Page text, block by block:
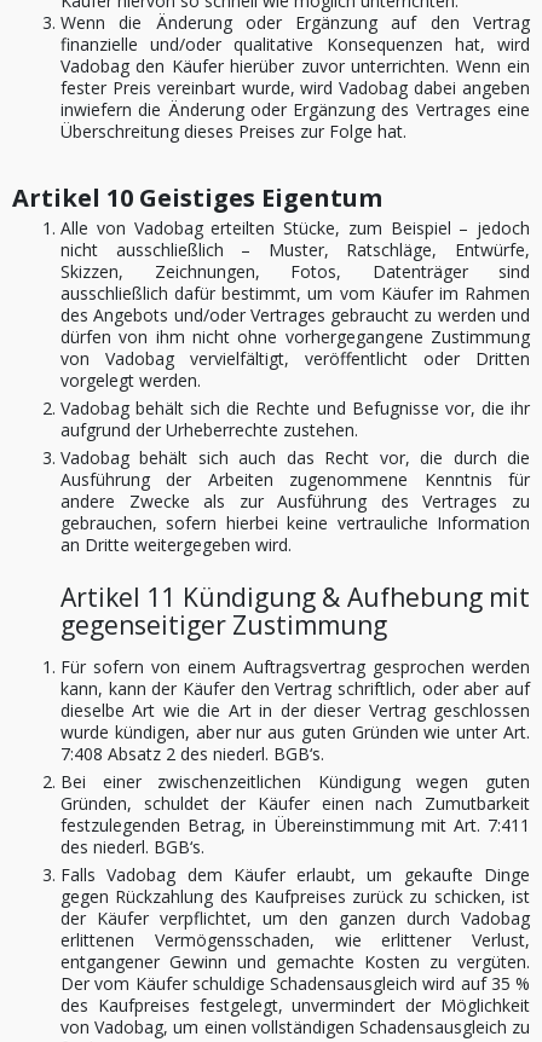
Wenn die Änderung oder Ergänzung auf den Vertrag
finanzielle und/oder qualitative Konsequenzen hat, wird
Vadobag den Käufer hierüber zuvor unterrichten. Wenn ein
fester Preis vereinbart wurde, wird Vadobag dabei angeben
inwiefern die Änderung oder Ergänzung des Vertrages eine
Überschreitung dieses Preises zur Folge hat.
Artikel 10 Geistiges Eigentum
Alle von Vadobag erteilten Stücke, zum Beispiel – jedoch
nicht ausschließlich – Muster, Ratschläge, Entwürfe,
Skizzen, Zeichnungen, Fotos, Datenträger sind
ausschließlich dafür bestimmt, um vom Käufer im Rahmen
des Angebots und/oder Vertrages gebraucht zu werden und
dürfen von ihm nicht ohne vorhergegangene Zustimmung
von Vadobag vervielfältigt, veröffentlicht oder Dritten
vorgelegt werden.
Vadobag behält sich die Rechte und Befugnisse vor, die ihr
aufgrund der Urheberrechte zustehen.
Vadobag behält sich auch das Recht vor, die durch die
Ausführung der Arbeiten zugenommene Kenntnis für
andere Zwecke als zur Ausführung des Vertrages zu
gebrauchen, sofern hierbei keine vertrauliche Information
an Dritte weitergegeben wird.
Artikel 11 Kündigung & Aufhebung mit
gegenseitiger Zustimmung
Für sofern von einem Auftragsvertrag gesprochen werden
kann, kann der Käufer den Vertrag schriftlich, oder aber auf
dieselbe Art wie die Art in der dieser Vertrag geschlossen
wurde kündigen, aber nur aus guten Gründen wie unter Art.
7:408 Absatz 2 des niederl. BGB‘s.
Bei einer zwischenzeitlichen Kündigung wegen guten
Gründen, schuldet der Käufer einen nach Zumutbarkeit
festzulegenden Betrag, in Übereinstimmung mit Art. 7:411
des niederl. BGB‘s.
Falls Vadobag dem Käufer erlaubt, um gekaufte Dinge
gegen Rückzahlung des Kaufpreises zurück zu schicken, ist
der Käufer verpflichtet, um den ganzen durch Vadobag
erlittenen Vermögensschaden, wie erlittener Verlust,
entgangener Gewinn und gemachte Kosten zu vergüten.
Der vom Käufer schuldige Schadensausgleich wird auf 35 %
des Kaufpreises festgelegt, unvermindert der Möglichkeit
von Vadobag, um einen vollständigen Schadensausgleich zu